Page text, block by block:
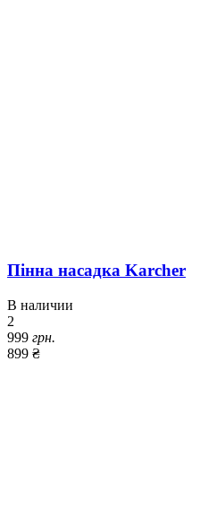
Пінна насадка Karcher
В наличии
2
999 грн.
899 ₴